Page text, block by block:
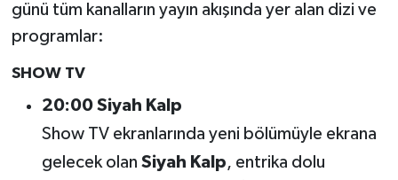
günü tüm kanalların yayın akışında yer alan dizi ve
programlar:
SHOW TV
20:00 Siyah Kalp
Show TV ekranlarında yeni bölümüyle ekrana
gelecek olan Siyah Kalp, entrika dolu
Taşköprü Haberleri
Tosya Haberleri
Karadeniz Haberleri
Ulusal Haberler